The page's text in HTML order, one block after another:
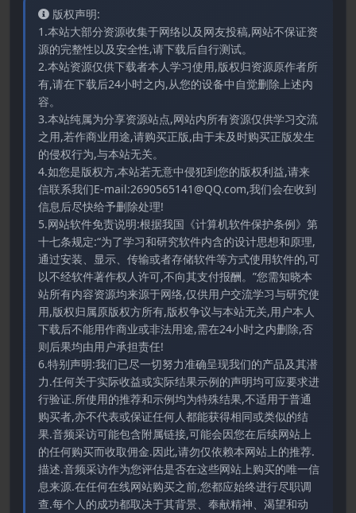
版权声明:
1.本站大部分资源收集于网络以及网友投稿,网站不保证资
源的完整性以及安全性,请下载后自行测试。
2.本站资源仅供下载者本人学习使用,版权归资源原作者所
有,请在下载后24小时之内,从您的设备中自觉删除上述内
容。
3.本站纯属为分享资源站点,网站内所有资源仅供学习交流
之用,若作商业用途,请购买正版,由于未及时购买正版发生
的侵权行为,与本站无关。
4.如您是版权方,本站若无意中侵犯到您的版权利益,请来
信联系我们E-mail:2690565141@QQ.com,我们会在收到
信息后尽快给予删除处理!
5.网站软件免责说明:根据我国《计算机软件保护条例》第
十七条规定:“为了学习和研究软件内含的设计思想和原理,
通过安装、显示、传输或者存储软件等方式使用软件的,可
以不经软件著作权人许可,不向其支付报酬。”您需知晓本
站所有内容资源均来源于网络,仅供用户交流学习与研究使
用,版权归属原版权方所有,版权争议与本站无关,用户本人
下载后不能用作商业或非法用途,需在24小时之内删除,否
则后果均由用户承担责任!
6.特别声明:我们已尽一切努力准确呈现我们的产品及其潜
力.任何关于实际收益或实际结果示例的声明均可应要求进
行验证.所使用的推荐和示例均为特殊结果,不适用于普通
购买者,亦不代表或保证任何人都能获得相同或类似的结
果.音频采访可能包含附属链接,可能会因您在后续网站上
的任何购买而收取佣金.因此,请勿仅依赖本网站上的推荐.
描述.音频采访作为您评估是否在这些网站上购买的唯一信
息来源.在任何在线网站购买之前,您都应始终进行尽职调
查.每个人的成功都取决于其背景、奉献精神、渴望和动